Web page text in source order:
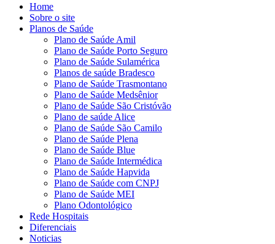
Home
Sobre o site
Planos de Saúde
Plano de Saúde Amil
Plano de Saúde Porto Seguro
Plano de Saúde Sulamérica
Planos de saúde Bradesco
Plano de Saúde Trasmontano
Plano de Saúde Medsênior
Plano de Saúde São Cristóvão
Plano de saúde Alice
Plano de Saúde São Camilo
Plano de Saúde Plena
Plano de Saúde Blue
Plano de Saúde Intermédica
Plano de Saúde Hapvida
Plano de Saúde com CNPJ
Plano de Saúde MEI
Plano Odontológico
Rede Hospitais
Diferenciais
Noticias